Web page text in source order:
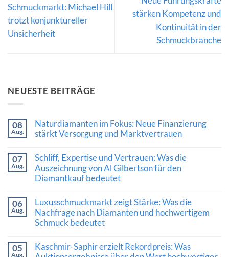
Schmuckmarkt: Michael Hill
trotzt konjunktureller
Unsicherheit
stärken Kompetenz und
Kontinuität in der
Schmuckbranche
NEUESTE BEITRÄGE
08
Aug.
Naturdiamanten im Fokus: Neue Finanzierung
stärkt Versorgung und Marktvertrauen
zu
Naturdiamanten
im
Fokus:
stärkt
Versorgung
und
Marktvertrauen
07
Aug.
Schliff, Expertise und Vertrauen: Was die
Auszeichnung von Al Gilbertson für den
Diamantkauf bedeutet
zu
Schliff,
Expertise
und
die
Auszeichnung
06
Aug.
Luxusschmuckmarkt zeigt Stärke: Was die
Nachfrage nach Diamanten und hochwertigem
Schmuck bedeutet
zu
Luxusschmuckmarkt
05
Aug.
Kaschmir-Saphir erzielt Rekordpreis: Was